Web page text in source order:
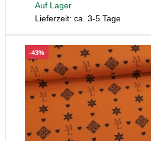
Auf Lager
Lieferzeit: ca. 3-5 Tage
-43%